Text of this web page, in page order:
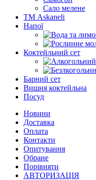
Сало мелене
ТМ Askaneli
Напої
Коктейльний сет
Барний сет
Вишня коктейльна
Посуд
Новини
Доставка
Оплата
Контакти
Опитування
Обране
Порівняти
АВТОРИЗАЦІЯ